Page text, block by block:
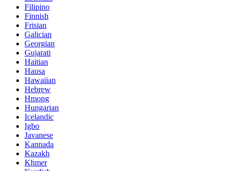
Filipino
Finnish
Frisian
Galician
Georgian
Gujarati
Haitian
Hausa
Hawaiian
Hebrew
Hmong
Hungarian
Icelandic
Igbo
Javanese
Kannada
Kazakh
Khmer